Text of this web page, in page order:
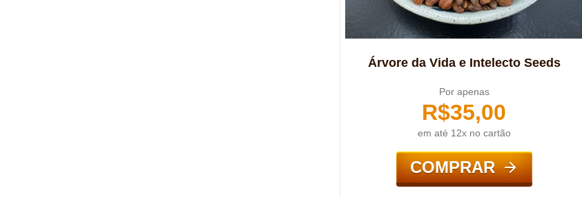
Árvore da Vida e Intelecto Seeds
Por apenas
R$35,00
em até 12x no cartão
COMPRAR